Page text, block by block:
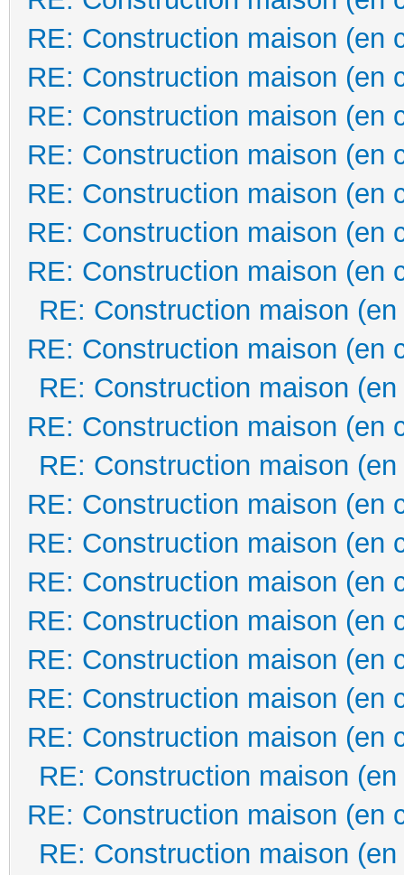
RE: Construction maison (en
RE: Construction maison (en
RE: Construction maison (en
RE: Construction maison (en
RE: Construction maison (en
RE: Construction maison (en
RE: Construction maison (en
RE: Construction maison
RE: Construction maison (en
RE: Construction maison
RE: Construction maison (en
RE: Construction maison
RE: Construction maison (en
RE: Construction maison (en
RE: Construction maison (en
RE: Construction maison (en
RE: Construction maison (en
RE: Construction maison (en
RE: Construction maison (en
RE: Construction maison
RE: Construction maison (en
RE: Construction maison